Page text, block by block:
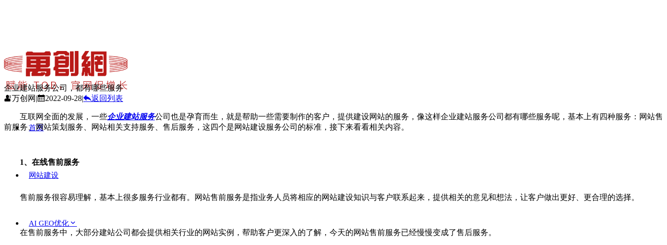
首页
网站建设
AI GEO优化
企业建站服务公司，都有哪些服务
万创网 | 2022-09-28| 返回列表
互联网全面的发展，一些企业建站服务公司也是孕育而生，就是帮助一些需要制作的客户，提供建设网站的服务，像这样企业建站服务公司都有哪些服务呢，基本上有四种服务：网站售
前服务、网站策划服务、网站相关支持服务、售后服务，这四个是网站建设服务公司的标准，接下来看看相关内容。
1、在线售前服务
售前服务很容易理解，基本上很多服务行业都有。网站售前服务是指业务人员将相应的网站建设知识与客户联系起来，提供相关的意见和想法，让客户做出更好、更合理的选择。
在售前服务中，大部分建站公司都会提供相关行业的网站实例，帮助客户更深入的了解，今天的网站售前服务已经慢慢变成了售后服务。